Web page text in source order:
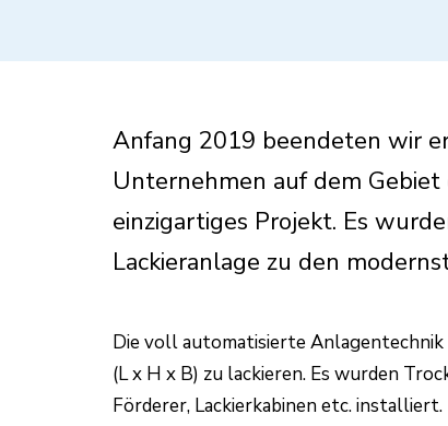
Anfang 2019 beendeten wir
Unternehmen auf dem
einzigartiges Projekt. Es
Lackieranlage zu den
Die voll automatisierte Anlagentechnik
(L x H x B) zu lackieren. Es wurden
Förderer, Lackierkabinen etc. installiert.